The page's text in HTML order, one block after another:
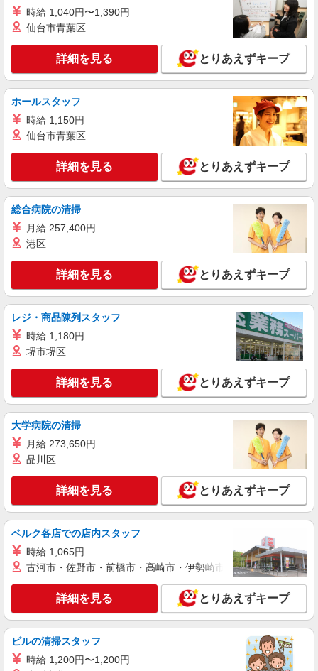
派遣社員
株式会社テクノ・サービス/お仕事No/0899325
時給1300円 月収例：218、000円（月収例21日
実働）（残業・休日出勤手当て等が含まれていま
す） 交通費全額支給
新潟県長岡市 ＊車・バイク通勤OK
キープ 詳細を見る
株式会社テクノ・サービス/お仕事No/0892522
組立作業
時給1620円 月収例：266、000円（月収例21日
実働）（残業・休日出勤手当て等が含まれていま
新潟県長岡市 ＊車・バイク通勤OK
キープ 詳細を見る
派遣社員
株式会社テクノ・サービス/お仕事No/0796981
金属探知機の組立
時給1430円 月収例：277、000円（月収例21日
実働残業代込）（残業・休日出勤手当て等が含ま
れています） 交通費全額支給
新潟県長岡市 ＊車・バイク通勤OK
キープ 詳細を見る
株式会社テクノ・サービス/お仕事No/0796358
時給1300円 月収例：143、000円（月収例21日
5時間/日実働残業代込）（残業・休日出勤手当て
等が含まれています） 交通費全額支給
新潟県長岡市 ＊車・バイク通勤OK
キープ 詳細を見る
株式会社テクノ・サービス/お仕事No/0910356
自動車部品の組立業務
時給1050円 月収例：151、000円（月収例21日
実働）（残業・休日出勤手当て等が含まれていま
新潟県長岡市 ＊車・バイク通勤OK
時給 1,040円〜1,390円
仙台市青葉区
詳細を見る とりあえずキープ
ホールスタッフ
時給 1,150円
仙台市青葉区
詳細を見る とりあえずキープ
総合病院の清掃
月給 257,400円
港区
詳細を見る とりあえずキープ
レジ・商品陳列スタッフ
時給 1,180円
堺市堺区
詳細を見る とりあえずキープ
大学病院の清掃
月給 273,650円
品川区
詳細を見る とりあえずキープ
ベルク各店での店内スタッフ
時給 1,065円
古河市・佐野市・前橋市・高崎市・伊勢崎市・太田市・館林市
詳細を見る とりあえずキープ
ビルの清掃スタッフ
時給 1,200円〜1,200円